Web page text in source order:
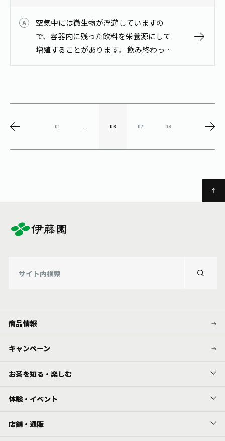
空気中には微生物が浮遊していますの
で、容器内に残った飲料を栄養源にして
増殖することがあります。 飲み終わった
容器は、速やかに水洗いをし、お住いの
01 06 07 08
商品情報
キャンペーン
お茶を知る・楽しむ
体験・イベント
店舗・通販